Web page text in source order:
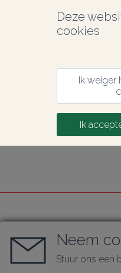
Deze
cookies
Ik weiger
Ik
Neem
Stuur ons een